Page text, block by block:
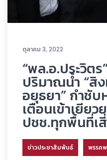
ตุลาคม 3, 2022
“พล.อ.ประวิต
ปริมาณน้ำ “สิ
อยุธยา” กำชั
เตือนเข้าเยีย
ปชช.ทุกพื้นที่เ
ข่าวประชาสัมพันธ์ พรรคพ